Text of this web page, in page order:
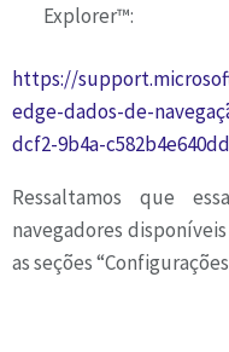
Explorer™:
https://
edge-dados-de-
dcf2-9b4a-c582b4e640dd
Ressaltamos que
navegadores
as seções